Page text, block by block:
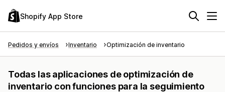
Shopify App Store
Pedidos y envíos Inventario Optimización de inventario
Todas las aplicaciones de optimización de
inventario con funciones para la seguimiento